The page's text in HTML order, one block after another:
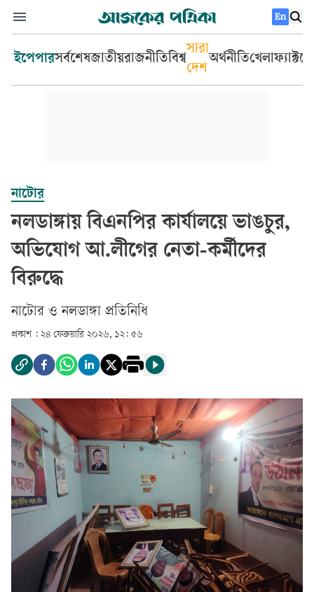
En
ইপেপারসর্বশেষজাতীয়রাজনীতিবিশ্ব
সারা
দেশ
অর্থনীতিখেলা
নাটোর
নলডাঙ্গায় বিএনপির কার্যালয়ে ভাঙচুর,
অভিযোগ আ.লীগের নেতা-কর্মীদের
বিরুদ্ধে
নাটোর ও নলডাঙ্গা প্রতিনিধি
প্রকাশ : ২৪ ফেব্রুয়ারি ২০২৬, ১২: ৫৬